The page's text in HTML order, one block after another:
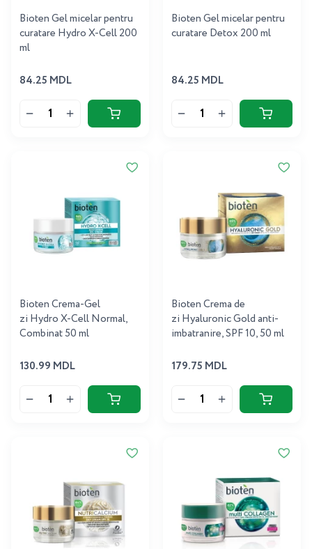
Bioten Gel micelar pentru
curatare Hydro X-Cell 200
ml
84.25 MDL
Bioten Gel micelar pentru
curatare Detox 200 ml
84.25 MDL
Bioten Crema-Gel
zi Hydro X-Cell Normal,
Combinat 50 ml
130.99 MDL
Bioten Crema de
zi Hyaluronic Gold anti-
imbatranire, SPF 10, 50 ml
179.75 MDL